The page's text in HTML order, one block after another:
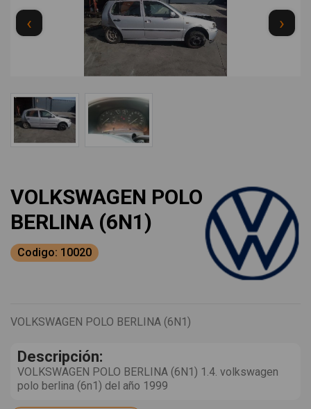
‹ ›
VOLKSWAGEN POLO
BERLINA (6N1)
Codigo: 10020
VOLKSWAGEN POLO BERLINA (6N1)
Descripción:
VOLKSWAGEN POLO BERLINA (6N1) 1.4. volkswagen
polo berlina (6n1) del año 1999